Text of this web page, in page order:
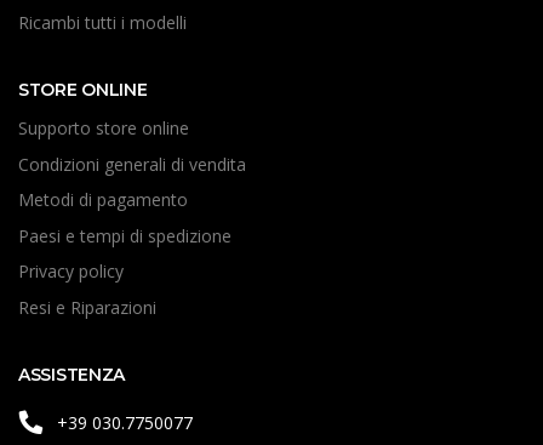
Ricambi tutti i modelli
STORE ONLINE
Supporto store online
Condizioni generali di vendita
Metodi di pagamento
Paesi e tempi di spedizione
Privacy policy
Resi e Riparazioni
ASSISTENZA
+39 030.7750077